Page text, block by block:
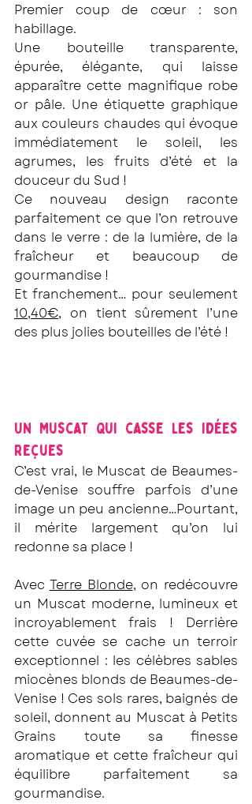
Premier coup de cœur : son
habillage.
Une bouteille transparente,
épurée, élégante, qui laisse
apparaître cette magnifique robe
or pâle. Une étiquette graphique
aux couleurs chaudes qui évoque
immédiatement le soleil, les
agrumes, les fruits d’été et la
douceur du Sud !
Ce nouveau design raconte
parfaitement ce que l’on retrouve
dans le verre : de la lumière, de la
fraîcheur et beaucoup de
gourmandise !
10,40€, on tient sûrement l’une
des plus jolies bouteilles de l’été !
Un Muscat qui casse les idées
reçues
C’est vrai, le Muscat de Beaumes-
de-Venise souffre parfois d’une
image un peu ancienne…Pourtant,
il mérite largement qu’on lui
redonne sa place !
Avec Terre Blonde, on redécouvre
un Muscat moderne, lumineux et
incroyablement frais ! Derrière
cette cuvée se cache un terroir
exceptionnel : les célèbres sables
miocènes blonds de Beaumes-de-
Venise ! Ces sols rares, baignés de
soleil, donnent au Muscat à Petits
Grains toute sa finesse
aromatique et cette fraîcheur qui
équilibre parfaitement sa
gourmandise.